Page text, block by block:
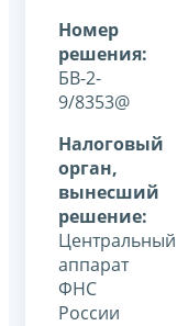
Номер
решения:
БВ-2-
9/8353@
Налоговый
орган,
вынесший
решение:
Центральный
аппарат
ФНС
России